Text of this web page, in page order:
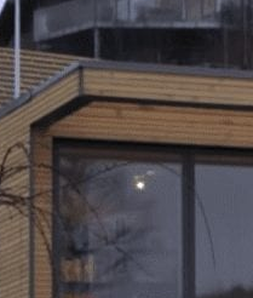
par
som giver rig mulighed for at
er der masser af plads til et
og et kontor. Vælg selv, om du
får brug for et soveværelse,
stuen. Dette hus vises i Artes